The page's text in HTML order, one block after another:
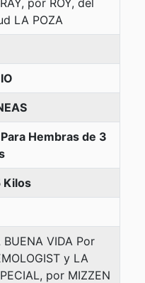
por ROY, del
LA POZA
Hembras de 3
Kilos
BUENA VIDA Por
y LA
por MIZZEN